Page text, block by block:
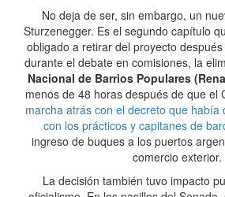
No deja de ser, sin embargo, un
Sturzenegger. Es el segundo capítulo
obligado a retirar del proyecto
durante el debate en comisiones, la
Nacional de Barrios Populares
menos de 48 horas después de que el
marcha atrás con el decreto que había
con los prácticos y capitanes de
ingreso de buques a los puertos
comercio exterior.
La decisión también tuvo impacto